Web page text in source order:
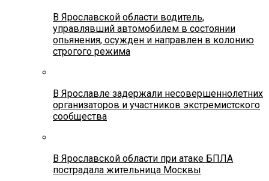
В Ярославской области водитель,
управлявший автомобилем в состоянии
опьянения, осужден и направлен в колонию
строгого режима
В Ярославле задержали несовершеннолетних
организаторов и участников экстремистского
сообщества
В Ярославской области при атаке БПЛА
пострадала жительница Москвы